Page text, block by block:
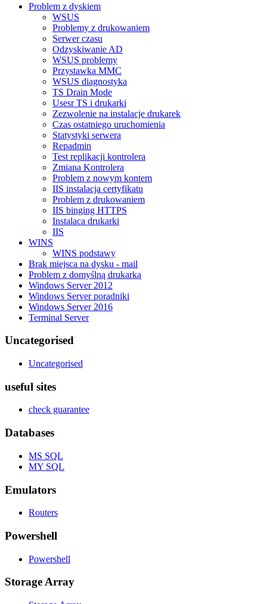
Problem z dyskiem
WSUS
Problemy z drukowaniem
Serwer czasu
Odzyskiwanie AD
WSUS problemy
Przystawka MMC
WSUS diagnostyka
TS Drain Mode
Usesr TS i drukarki
Zezwolenie na instalacje drukarek
Czas ostatniego uruchomienia
Statystyki serwera
Repadmin
Test replikacji kontrolera
Zmiana Kontrolera
Problem z nowym kontem
IIS instalacja certyfikatu
Problem z drukowaniem
IIS binging HTTPS
Instalaca drukarki
IIS
WINS
WINS podstawy
Brak miejsca na dysku - mail
Problem z domyślną drukarką
Windows Server 2012
Windows Server poradniki
Windows Server 2016
Terminal Server
Uncategorised
Uncategorised
useful sites
check guarantee
Databases
MS SQL
MY SQL
Emulators
Routers
Powershell
Powershell
Storage Array